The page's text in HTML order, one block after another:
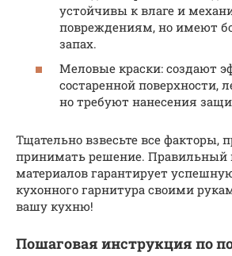
устойчивы к влаге и
повреждениям, но имеют
запах.
Меловые краски: создают
состаренной поверхности,
но требуют нанесения
Тщательно взвесьте все факторы,
принимать решение. Правильный
материалов гарантирует
кухонного гарнитура своими
вашу кухню!
Пошаговая инструкция по